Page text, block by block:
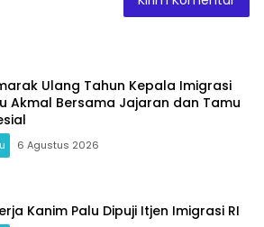
Ulang Tahun Kepala Imigrasi
Akmal Bersama Jajaran dan Tamu
6 Agustus 2026
Kanim Palu Dipuji Itjen Imigrasi RI